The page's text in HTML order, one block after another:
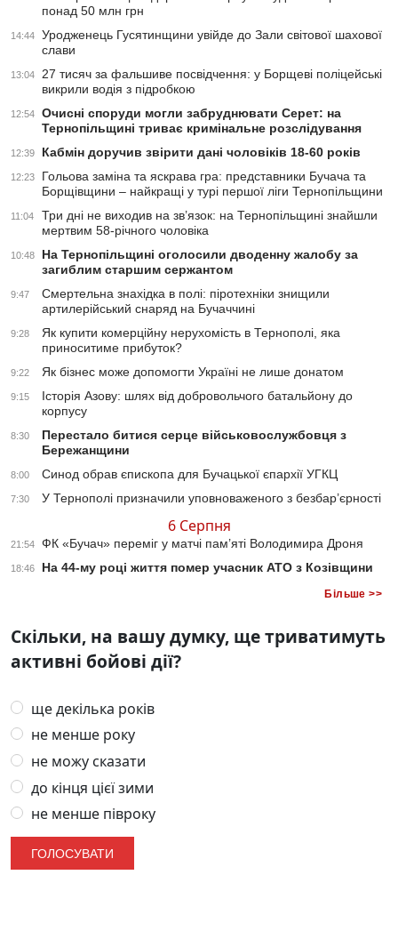
понад 50 млн грн
14:44
Уродженець Гусятинщини увійде до Зали світової шахової
слави
13:04
27 тисяч за фальшиве посвідчення: у Борщеві поліцейські
викрили водія з підробкою
12:54
Очисні споруди могли забруднювати Серет: на
Тернопільщині триває кримінальне розслідування
12:39 Кабмін доручив звірити дані чоловіків 18-60 років
12:23
Гольова заміна та яскрава гра: представники Бучача та
Борщівщини – найкращі у турі першої ліги Тернопільщини
11:04
Три дні не виходив на зв’язок: на Тернопільщині знайшли
мертвим 58-річного чоловіка
10:48
На Тернопільщині оголосили дводенну жалобу за
загиблим старшим сержантом
9:47
Смертельна знахідка в полі: піротехніки знищили
артилерійський снаряд на Бучаччині
9:28
Як купити комерційну нерухомість в Тернополі, яка
приноситиме прибуток?
9:22 Як бізнес може допомогти Україні не лише донатом
9:15
Історія Азову: шлях від добровольчого батальйону до
корпусу
8:30
Перестало битися серце військовослужбовця з
Бережанщини
8:00 Синод обрав єпископа для Бучацької єпархії УГКЦ
7:30 У Тернополі призначили уповноваженого з безбар’єрності
6 Серпня
21:54 ФК «Бучач» переміг у матчі пам’яті Володимира Дроня
18:46 На 44-му році життя помер учасник АТО з Козівщини
Більше >>
Скільки, на вашу думку, ще триватимуть
активні бойові дії?
ще декілька років
не менше року
не можу сказати
до кінця цієї зими
не менше півроку